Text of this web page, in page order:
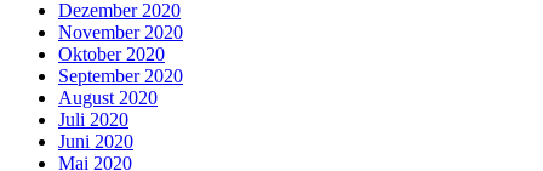
Dezember 2020
November 2020
Oktober 2020
September 2020
August 2020
Juli 2020
Juni 2020
Mai 2020